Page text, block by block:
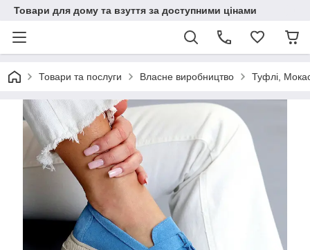
Товари для дому та взуття за доступними цінами
Товари та послуги Власне виробництво Туфлі,